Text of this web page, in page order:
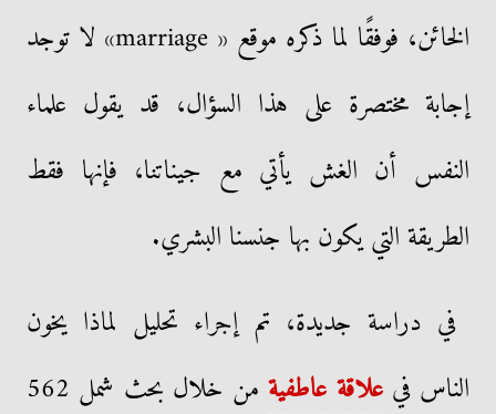
الخائن، فوفقًا لما ذكره موقع « marriage» لا توجد
إجابة مختصرة على هذا السؤال، قد يقول علماء
النفس أن الغش يأتي مع جيناتنا، فإنها فقط
الطريقة التي يكون بها جنسنا البشري.
في دراسة جديدة، تم إجراء تحليل لماذا يخون
الناس فيعلاقة عاطفية
من خلال بحث شمل 562